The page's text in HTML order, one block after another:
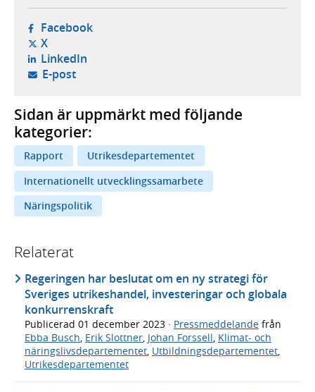
Facebook- öppnas i ny flik, extern webbplats,
X- öppnas i ny flik, extern webbplats,
LinkedIn- öppnas i ny flik, extern webbplats,
E-post- öppnar din e-postklient,
Sidan är uppmärkt med följande
kategorier:
Rapport
Utrikesdepartementet
Internationellt utvecklingssamarbete
Näringspolitik
Relaterat
Regeringen har beslutat om en ny strategi för
Sveriges utrikeshandel, investeringar och globala
konkurrenskraft
Publicerad 01 december 2023 · Pressmeddelande från
Ebba Busch Erik Slottner Johan Forssell Klimat- och
näringslivsdepartementet Utbildningsdepartementet
Utrikesdepartementet